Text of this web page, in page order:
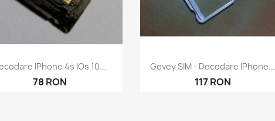
Бърз преглед
IPhone 4s IOs 10...
78 RON
Бърз преглед
Gevey SIM - Decodare IPhone...
117 RON